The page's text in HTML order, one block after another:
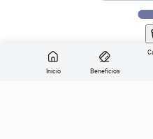
Inicio Beneficios